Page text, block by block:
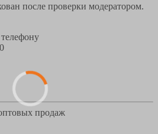
после проверки модератором.
продаж